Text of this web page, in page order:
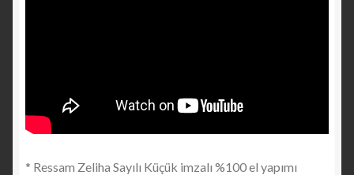
* Ressam Zeliha Sayılı Küçük imzalı %100 el yapımı